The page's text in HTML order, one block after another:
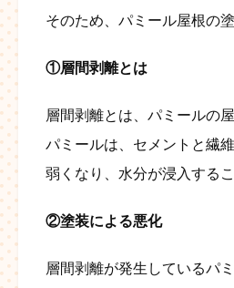
そのため、パミール屋根の
①層間剥離とは
層間剥離とは、パミールの
パミールは、セメントと繊
弱くなり、水分が浸入する
②塗装による悪化
層間剥離が発生しているパ